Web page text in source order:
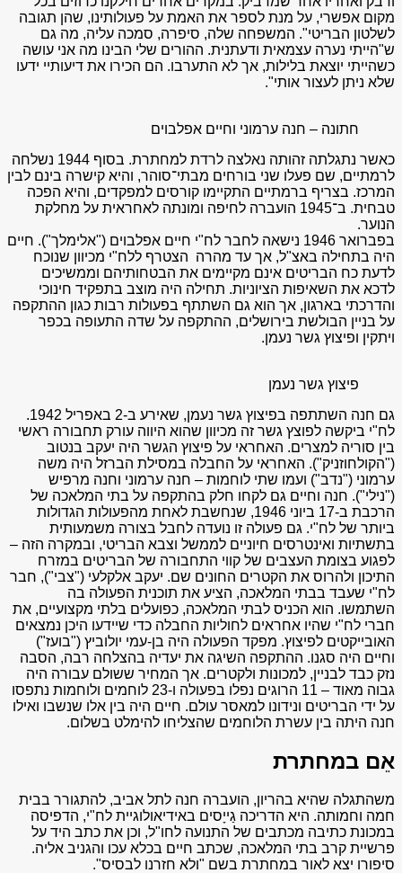
מקום אפשרי, על מנת לספר את האמת על פעולותינו, שהן תגובה
לשלטון הבריטי". המשפחה שלה, סיפרה, סמכה עליה, מה גם
ש"הייתי נערה עצמאית ודעתנית. ההורים שלי הבינו מה אני עושה
כשהייתי יוצאת בלילות, אך לא התערבו. הם הכירו את דיעותיי ידעו
שלא ניתן לעצור אותי".
חתונה – חנה ערמוני וחיים אפלבוים
כאשר נתגלתה זהותה נאלצה לרדת למחתרת. בסוף 1944 נשלחה
לרמתיים, שם פעלו שני בורחים מבתי־סוהר, והיא קישרה בינם לבין
המרכז. בצריף ברמתיים התקיימו קורסים למפקדים, והיא הפכה
טבחית. ב־1945 הועברה לחיפה ומונתה לאחראית על מחלקת
הנוער.
בפברואר 1946 נישאה לחבר לח"י חיים אפלבוים ("אלימלך"). חיים
היה בתחילה באצ"ל, אך עד מהרה הצטרף ללח"י מכיוון שנוכח
לדעת כח הבריטים אינם מקיימים את הבטחותיהם וממשיכים
לדכא את השאיפות הציוניות. תחילה היה מוצב בתפקיד חינוכי
והדרכתי בארגון, אך הוא גם השתתף בפעולות רבות כגון ההתקפה
על בניין הבולשת בירושלים, ההתקפה על שדה התעופה בכפר
ויתקין ופיצוץ גשר נעמן.
פיצוץ גשר נעמן
גם חנה השתתפה בפיצוץ גשר נעמן, שאירע ב-2 באפריל 1942.
לח"י ביקשה לפוצץ גשר זה מכיוון שהוא היווה עורק תחבורה ראשי
בין סוריה למצרים. האחראי על פיצוץ הגשר היה יעקב בנטוב
("הקולחוזניק"). האחראי על החבלה במסילת הברזל היה משה
ערמוני ("נדב") ועמו שתי לוחמות – חנה ערמוני וחנה מרפיש
("נילי"). חנה וחיים גם לקחו חלק בהתקפה על בתי המלאכה של
הרכבת ב-17 ביוני 1946, שנחשבת לאחת מהפעולות הגדולות
ביותר של לח"י. גם פעולה זו נועדה לחבל בצורה משמעותית
בתשתיות ואינטרסים חיוניים לממשל וצבא הבריטי, ובמקרה הזה –
לפגוע בצומת העצבים של קווי התחבורה של הבריטים במזרח
התיכון ולהרוס את הקטרים החונים שם. יעקב אלקלעי ("צבי"), חבר
לח"י שעבד בבתי המלאכה, הציע את תוכנית הפעולה בה
השתמשו. הוא הכניס לבתי המלאכה, כפועלים בלתי מקצועיים, את
חברי לח"י שהיו אחראים לחוליות החבלה כדי שיידעו היכן נמצאים
האובייקטים לפיצוץ. מפקד הפעולה היה בן-עמי יולוביץ ("בועז")
וחיים היה סגנו. ההתקפה השיגה את יעדיה בהצלחה רבה, הסבה
נזק כבד לבניין, למכונות ולקטרים. אך המחיר ששולם עבורה היה
גבוה מאוד – 11 הרוגים נפלו בפעולה ו-23 לוחמים ולוחמות נתפסו
על ידי הבריטים ונידונו למאסר עולם. חיים היה בין אלו שנשבו ואילו
חנה היתה בין עשרת הלוחמים שהצליחו להימלט בשלום.
אֵם במחתרת
משהתגלה שהיא בהריון, הועברה חנה לתל אביב, להתגורר בבית
חמה וחמותה. היא הדריכה גַייָסים באידיאולוגיית לח"י, הדפיסה
במכונת כתיבה מכתבים של התנועה לחו"ל, וכן את כתב היד על
פרשיית קרב בתי המלאכה, שכתב חיים בכלא עכו והגניב אליה.
סיפורו יצא לאור במחתרת בשם "ולא חזרנו לבסיס".